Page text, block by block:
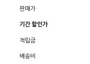
판매가
기간 할인가
적립금
배송비